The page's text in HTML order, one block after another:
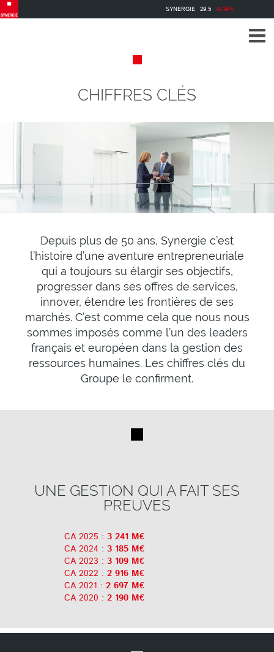
Aller
au
SYNERGIE 29.5 -0.34%
CHIFFRES CLÉS
Depuis plus de 50 ans, Synergie c’est
l’histoire d’une aventure entrepreneuriale
qui a toujours su élargir ses objectifs,
progresser dans ses offres de services,
innover, étendre les frontières de ses
marchés. C’est comme cela que nous nous
sommes imposés comme l’un des leaders
français et européen dans la gestion des
ressources humaines. Les chiffres clés du
Groupe le confirment.
UNE GESTION QUI A FAIT SES
PREUVES
CA 2025 : 3 241 M€
CA 2024 : 3 185 M€
CA 2023 : 3 109 M€
CA 2022 : 2 916 M€
CA 2021 : 2 697 M€
CA 2020 : 2 190 M€